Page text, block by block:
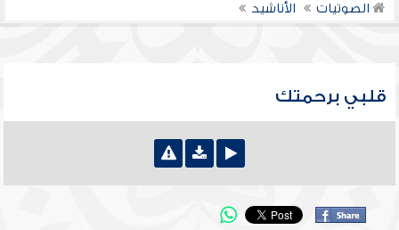
الصوتيات الأناشيد
قلبي برحمتك